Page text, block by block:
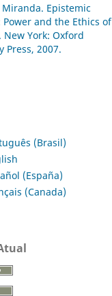
Miranda. Epistemic
and the Ethics of
New York: Oxford
Press, 2007.
(Brasil)
(España)
(Canada)